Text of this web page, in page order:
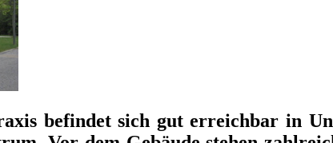
befindet sich gut erreichbar in